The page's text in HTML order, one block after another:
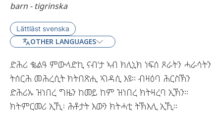
barn - tigrinska
Lättläst svenska
OTHER LANGUAGES
ድሕሪ ቈልዓ ምውላድኪ ናብ’ታ ኣብ ክሊኒክ ነፍሰ ጾራትን ሓራሳትን
ትሰርሕ መሕረሲት ክትበጽሒ ኣገዳሲ እዩ። ብዛዕባ ሕርስኽን
ድሕሪኡ ዝነበረ ግዜን ከመይ ከም ዝነበረ ክትዛረባ ኢኽን።
ክትምርመሪ ኢኺ፡ ሕቶታት እውን ክትሓቲ ትኽእሊ ኢኺ።